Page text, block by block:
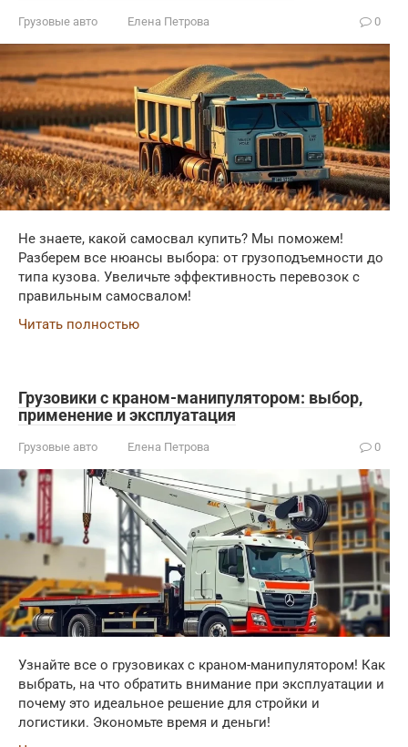
Грузовые авто Елена Петрова 0
Не знаете, какой самосвал купить? Мы поможем!
Разберем все нюансы выбора: от грузоподъемности до
типа кузова. Увеличьте эффективность перевозок с
правильным самосвалом!
Читать полностью
Грузовики с краном-манипулятором: выбор,
применение и эксплуатация
Грузовые авто Елена Петрова 0
Узнайте все о грузовиках с краном-манипулятором! Как
выбрать, на что обратить внимание при эксплуатации и
почему это идеальное решение для стройки и
логистики. Экономьте время и деньги!